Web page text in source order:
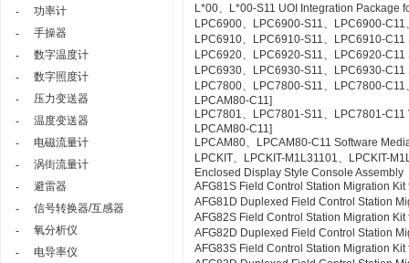
-
功率计
-
手操器
-
数字温度计
-
数字照度计
-
压力变送器
-
温度变送器
-
电磁流量计
-
涡街流量计
-
避雷器
-
信号转换器/互感器
-
氧分析仪
-
电导率仪
L*00、L*00-S11 UOI Integration Package
LPC6900、LPC6900-S11、LPC6900-
LPC6910、LPC6910-S11、LPC6910-
LPC6920、LPC6920-S11、LPC6920-
LPC6930、LPC6930-S11、LPC6930-
LPC7800、LPC7800-S11、LPC7800-
LPCAM80-C11]
LPC7801、LPC7801-S11、LPC7801-
LPCAM80-C11]
LPCAM80、LPCAM80-C11 Software
LPCKIT、LPCKIT-M1L31101、LPCKIT-
Enclosed Display Style Console Assembly
AFG81S Field Control Station Migration Kit
AFG81D Duplexed Field Control Station
AFG82S Field Control Station Migration Kit
AFG82D Duplexed Field Control Station
AFG83S Field Control Station Migration Kit